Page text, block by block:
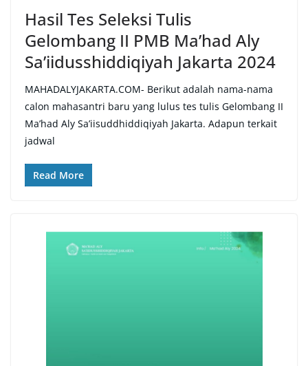
Hasil Tes Seleksi Tulis
Gelombang II PMB Ma’had Aly
Sa’iidusshiddiqiyah Jakarta 2024
MAHADALYJAKARTA.COM- Berikut adalah nama-nama
calon mahasantri baru yang lulus tes tulis Gelombang II
Ma’had Aly Sa’iisuddhiddiqiyah Jakarta. Adapun terkait
jadwal
Read More